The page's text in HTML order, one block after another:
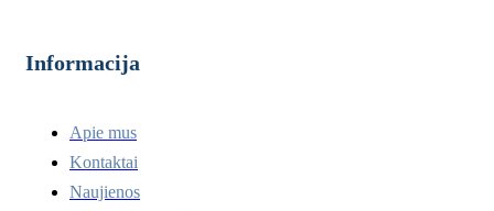
Informacija
Apie mus
Kontaktai
Naujienos